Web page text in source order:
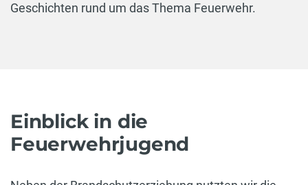
Geschichten rund um das Thema Feuerwehr.
Einblick in die
Feuerwehrjugend